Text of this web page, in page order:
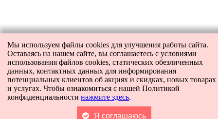
Мы используем файлы cookies для улучшения работы сайта.
Оставаясь на нашем сайте, вы соглашаетесь с условиями
использования файлов cookies, статических обезличенных
данных, контактных данных для информирования
потенциальных клиентов об акциях и скидках, новых товарах
и услугах. Чтобы ознакомиться с нашей Политикой
конфиденциальности нажмите здесь.
Я соглашаюсь